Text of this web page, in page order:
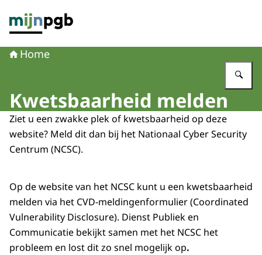
Home
Kwetsbaarheid melden
Ziet u een zwakke plek of kwetsbaarheid op deze
website? Meld dit dan bij het Nationaal Cyber Security
Centrum (NCSC).
Op de website van het NCSC kunt u een kwetsbaarheid
melden via het CVD-meldingenformulier (Coordinated
Vulnerability Disclosure). Dienst Publiek en
Communicatie bekijkt samen met het NCSC het
probleem en lost dit zo snel mogelijk op.